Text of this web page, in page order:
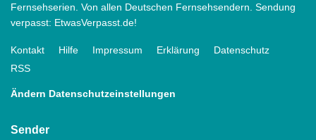
Fernsehserien. Von allen Deutschen Fernsehsendern. Sendung
verpasst: EtwasVerpasst.de!
Kontakt Hilfe Impressum Erklärung
Datenschutz
RSS
Ändern Datenschutzeinstellungen
Sender